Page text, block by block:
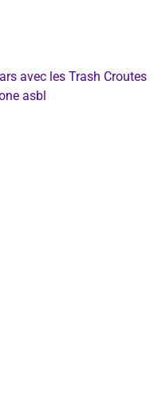
avec les Trash Croutes
asbl